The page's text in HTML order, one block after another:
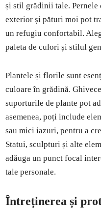
și stil grădinii tale. Pernele
exterior și pături moi pot
un refugiu confortabil.
paleta de culori și stilul
Plantele și florile sunt
culoare în grădină.
suporturile de plante pot
asemenea, poți include
sau mici iazuri, pentru a
Statui, sculpturi și alte
adăuga un punct focal
tale personale.
Întreținerea și